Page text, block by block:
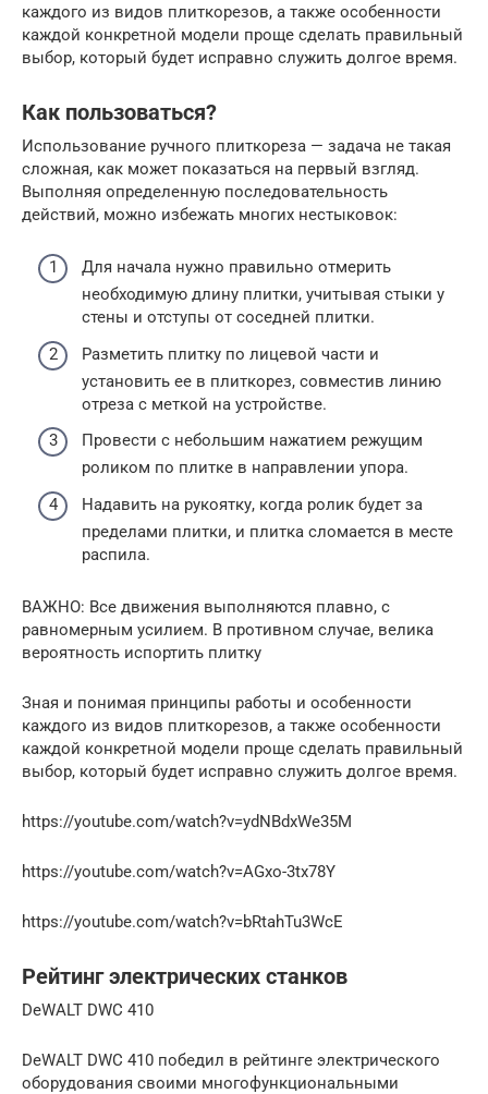
каждого из видов плиткорезов, а также особенности
каждой конкретной модели проще сделать правильный
выбор, который будет исправно служить долгое время.
Как пользоваться?
Использование ручного плиткореза — задача не такая
сложная, как может показаться на первый взгляд.
Выполняя определенную последовательность
действий, можно избежать многих нестыковок:
Для начала нужно правильно отмерить
необходимую длину плитки, учитывая стыки у
стены и отступы от соседней плитки.
Разметить плитку по лицевой части и
установить ее в плиткорез, совместив линию
отреза с меткой на устройстве.
Провести с небольшим нажатием режущим
роликом по плитке в направлении упора.
Надавить на рукоятку, когда ролик будет за
пределами плитки, и плитка сломается в месте
распила.
ВАЖНО: Все движения выполняются плавно, с
равномерным усилием. В противном случае, велика
вероятность испортить плитку
Зная и понимая принципы работы и особенности
каждого из видов плиткорезов, а также особенности
каждой конкретной модели проще сделать правильный
выбор, который будет исправно служить долгое время.
https://youtube.com/watch?v=ydNBdxWe35M
https://youtube.com/watch?v=AGxo-3tx78Y
https://youtube.com/watch?v=bRtahTu3WcE
Рейтинг электрических станков
DeWALT DWC 410
DeWALT DWC 410 победил в рейтинге электрического
оборудования своими многофункциональными